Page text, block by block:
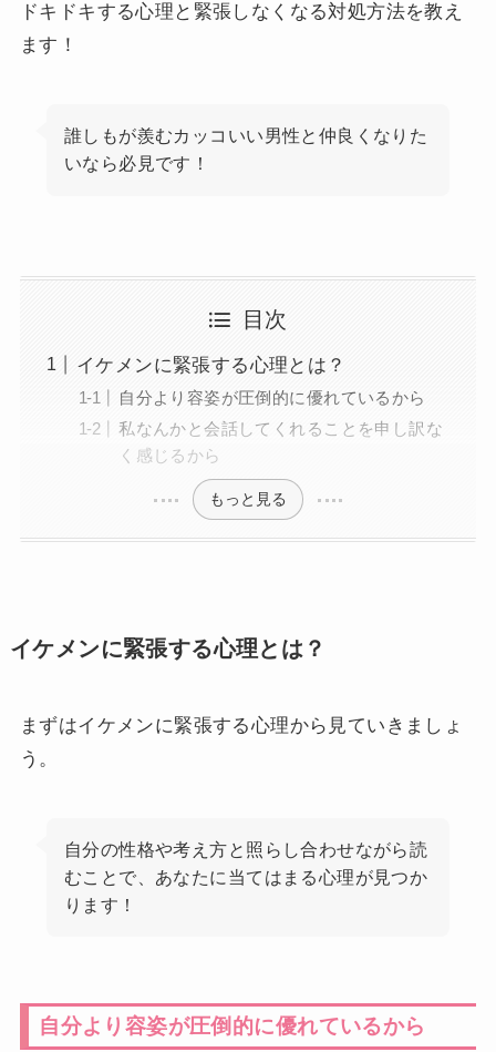
ドキドキする心理と緊張しなくなる対処方法を教え
ます！
誰しもが羨むカッコいい男性と仲良くなりた
いなら必見です！
目次
イケメンに緊張する心理とは？
自分より容姿が圧倒的に優れているから
私なんかと会話してくれることを申し訳な
く感じるから
もっと見る
イケメンに緊張する心理とは？
まずはイケメンに緊張する心理から見ていきましょ
う。
自分の性格や考え方と照らし合わせながら読
むことで、あなたに当てはまる心理が見つか
ります！
自分より容姿が圧倒的に優れているから